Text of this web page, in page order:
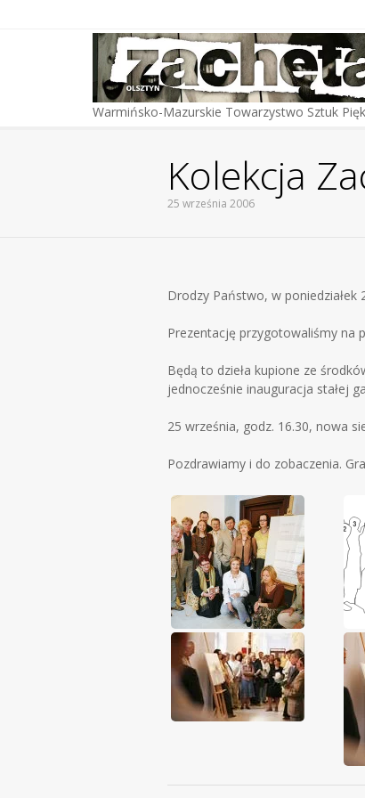
Warmińsko-Mazurskie Towarzystwo Sztuk
Kolekcja
25 września 2006
Drodzy Państwo, w
Prezentację przygotowaliśmy na
Będą to dzieła kupione ze
jednocześnie inauguracja stałej
25 września, godz. 16.30, nowa
Pozdrawiamy i do zobaczenia.